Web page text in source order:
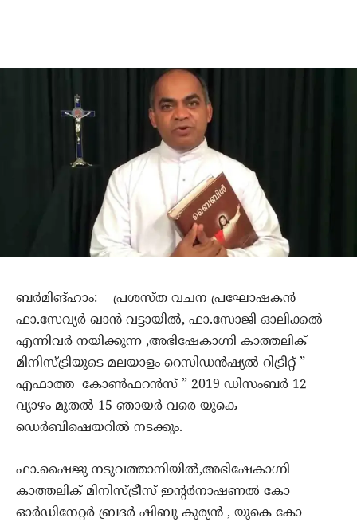
ബർമിങ്ഹാം: പ്രശസ്ത വചന പ്രഘോഷകൻ
ഫാ.സേവ്യർ ഖാൻ വട്ടായിൽ, ഫാ.സോജി ഓലിക്കൽ
എന്നിവർ നയിക്കുന്ന ,അഭിഷേകാഗ്നി കാത്തലിക്
മിനിസ്ട്രിയുടെ മലയാളം റെസിഡൻഷ്യൽ റിട്രീറ്റ് ”
എഫാത്ത കോൺഫറൻസ് ” 2019 ഡിസംബർ 12
വ്യാഴം മുതൽ 15 ഞായർ വരെ യുകെ
ഡെർബിഷെയറിൽ നടക്കും.
ഫാ.ഷൈജു നടുവത്താനിയിൽ,അഭിഷേകാഗ്നി
കാത്തലിക് മിനിസ്ട്രീസ് ഇന്റർനാഷണൽ കോ
ഓർഡിനേറ്റർ ബ്രദർ ഷിബു കുര്യൻ , യുകെ കോ